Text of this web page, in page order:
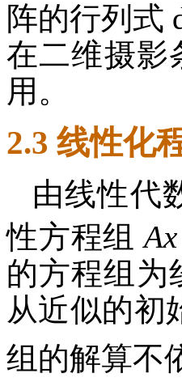
阵的行列式
在二维摄影
用。
2.3 线性化
由线性代
性方程组Ax
的方程组为
从近似的初
组的解算不